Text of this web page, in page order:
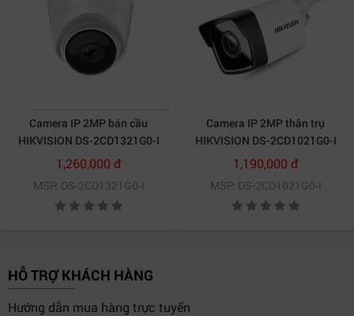
Đầu tư vào an ninh không chỉ là bảo vệ tài sản, mà còn
là sự an tâm cho chính bạn và gia đình. Đừng để “mất
bò mới lo làm chuồng” – hãy nâng cấp hệ thống giám
sát của bạn ngay hôm nay!
Liên hệ ngay với chúng tôi để được tư vấn chi tiết:
CÔNG TY TNHH THƯƠNG MẠI DỊCH VỤHỢP THÀNH
406/55 Cộng Hòa, Phường Tân Bình, Thành phố
Camera IP 2MP bán cầu
HIKVISION DS-2CD1321G0-I
1,260,000 đ
MSP: DS-2CD1321G0-I
Camera IP 2MP thân trụ
HIKVISION DS-2CD1021G0-I
1,190,000 đ
MSP: DS-2CD1021G0-I
HỖ TRỢ KHÁCH HÀNG
Hướng dẫn mua hàng trực tuyến